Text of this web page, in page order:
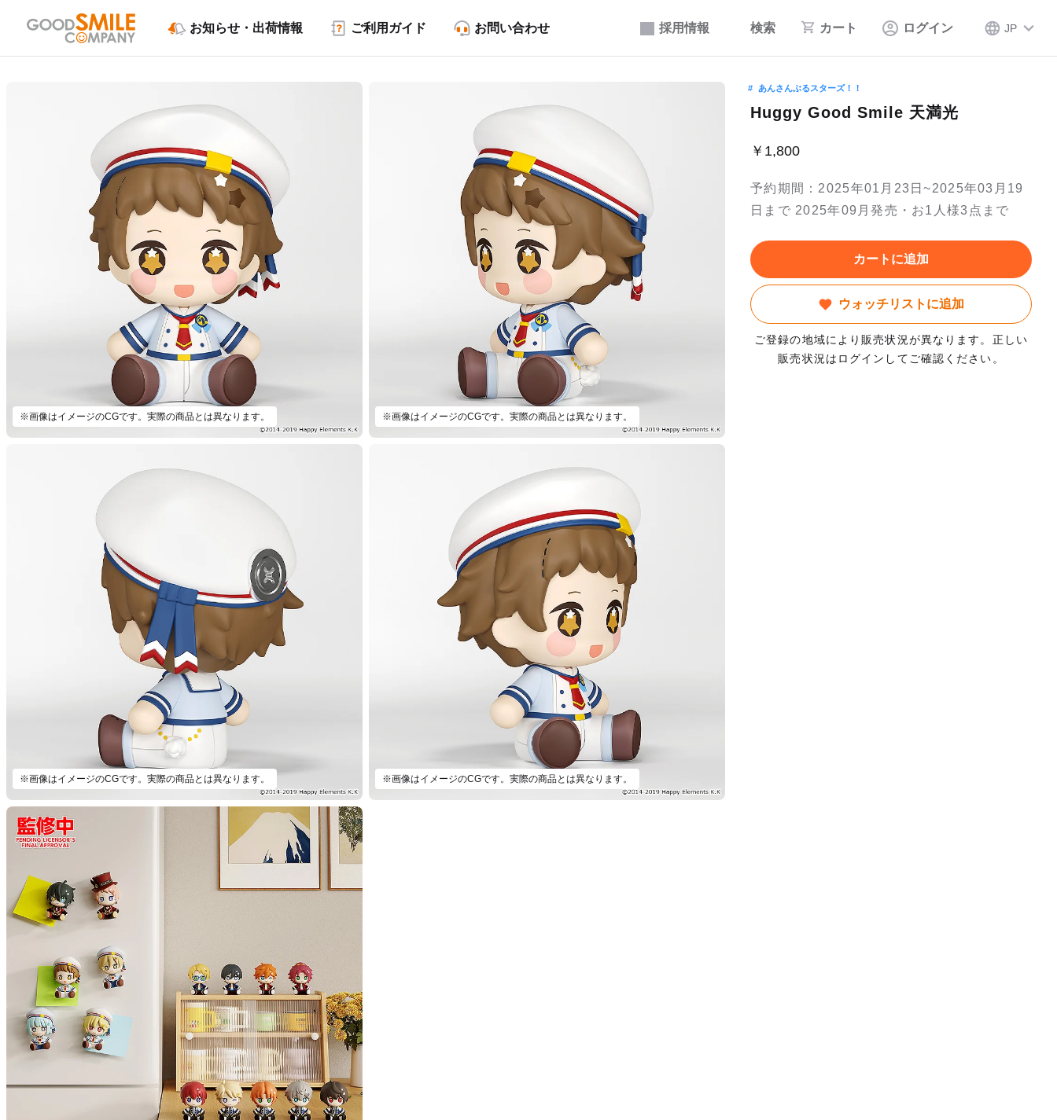
採用情報 検索 カート ログイン JP
お知らせ・出荷情報 ご利用ガイド お問い合わせ
※画像はイメージのCGです。実際の商品とは異なります。 ※画像はイメージのCGです。実際の商品とは異なります。
※画像はイメージのCGです。実際の商品とは異なります。 ※画像はイメージのCGです。実際の商品とは異なります。
あんさんぶるスターズ！！
Huggy Good Smile 天満光
￥1,800
予約期間：2025年01月23日~2025年03月19
日まで 2025年09月発売・お1人様3点まで
カートに追加
ウォッチリストに追加
ご登録の地域により販売状況が異なります。正しい
販売状況はログインしてご確認ください。